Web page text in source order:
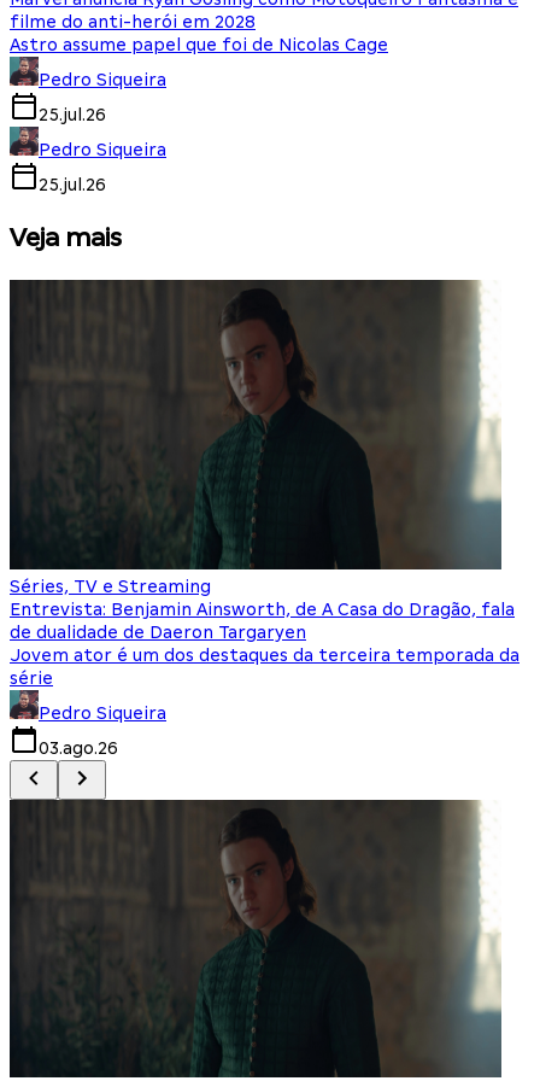
filme do anti-herói em 2028
Astro assume papel que foi de Nicolas Cage
Pedro Siqueira
25.jul.26
Pedro Siqueira
25.jul.26
Veja mais
Séries, TV e Streaming
Entrevista: Benjamin Ainsworth, de A Casa do Dragão, fala
de dualidade de Daeron Targaryen
Jovem ator é um dos destaques da terceira temporada da
série
Pedro Siqueira
03.ago.26